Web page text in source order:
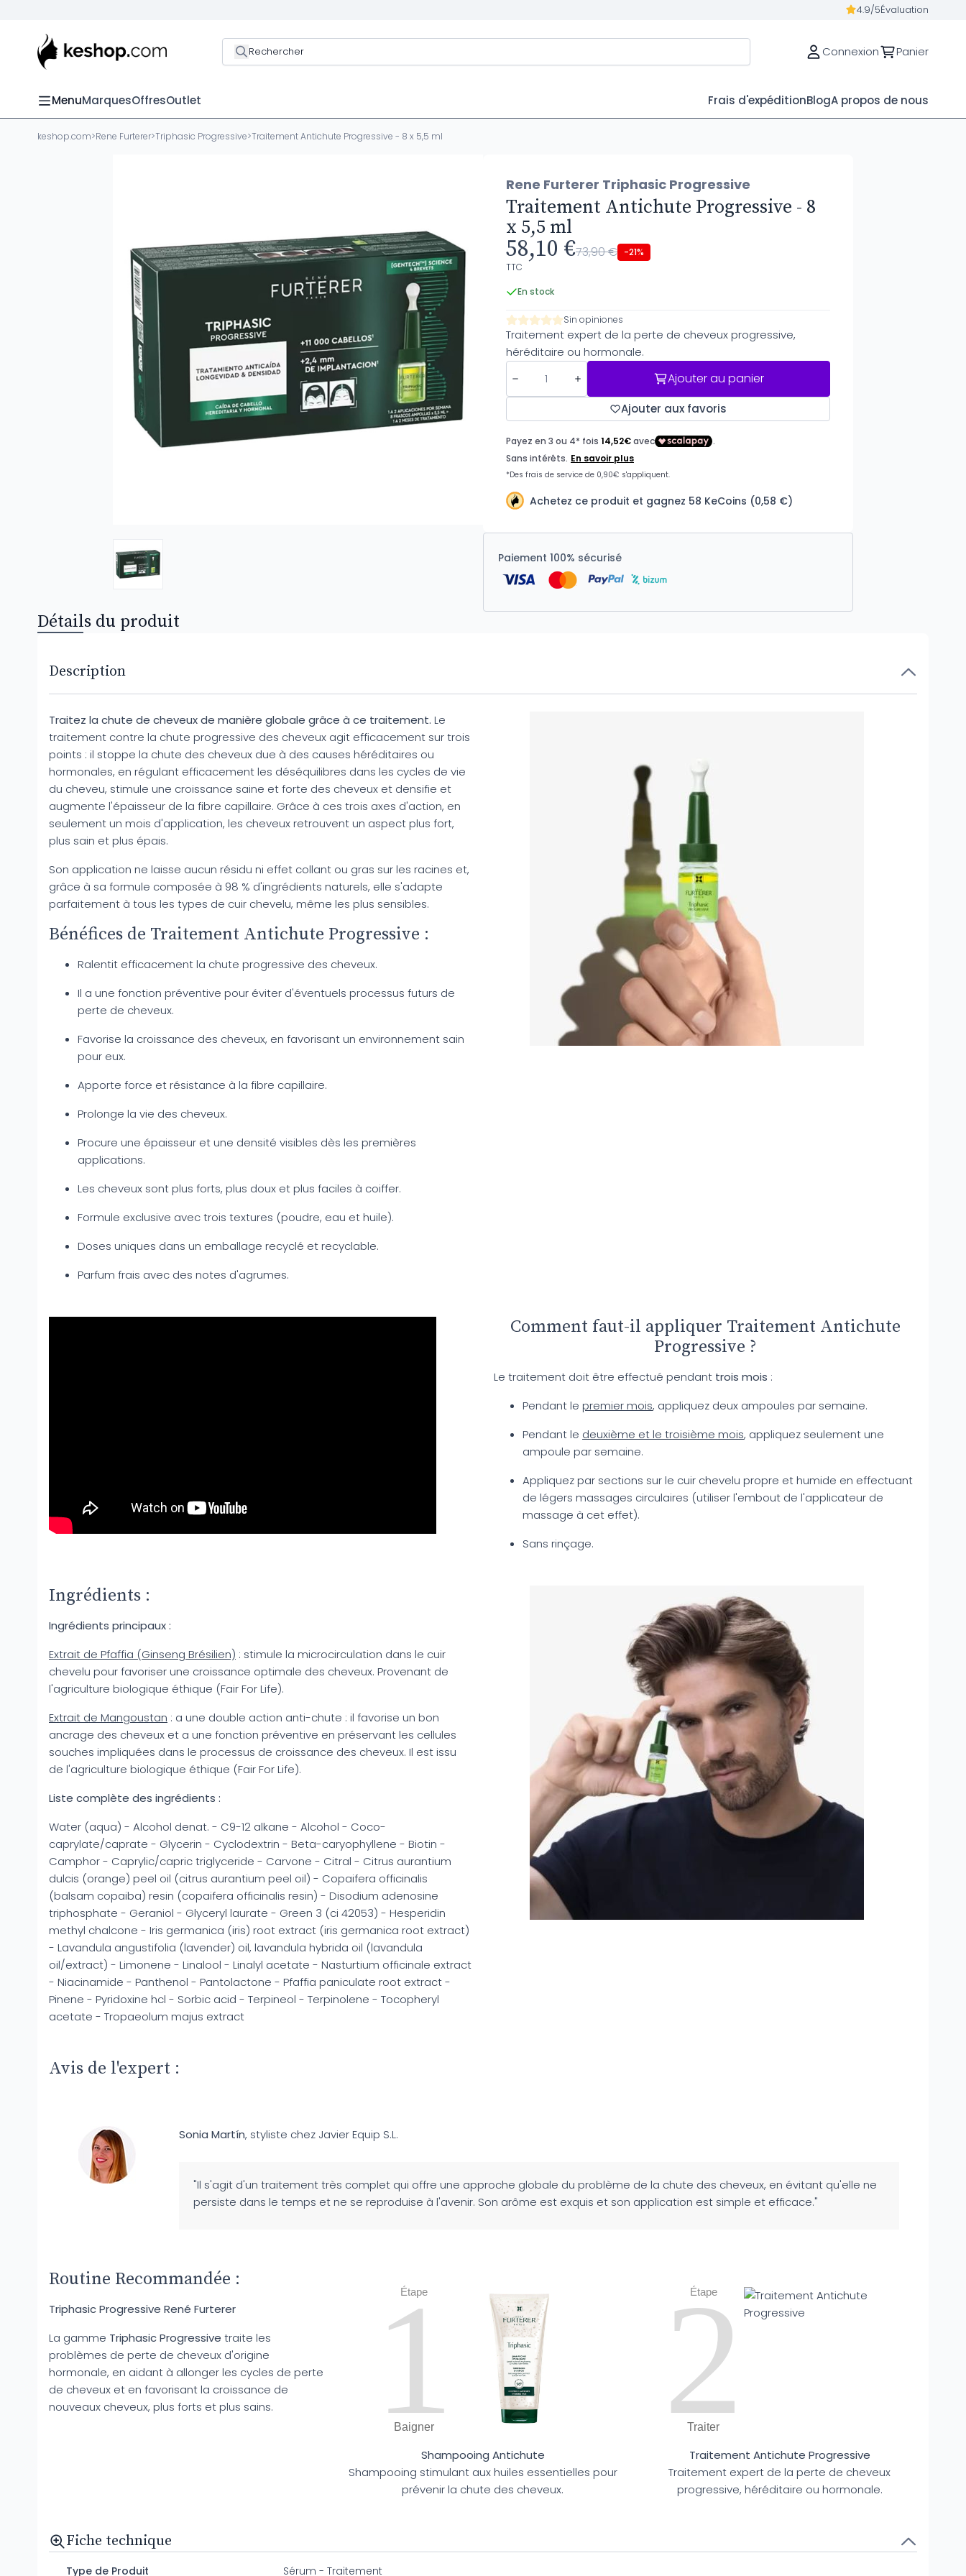
4.9/5Évaluation
Rechercher Connexion Panier
MenuMarquesOffresOutlet Frais d'expéditionBlogA propos de nous
keshop.com>Rene Furterer>Triphasic Progressive>Traitement Antichute Progressive - 8 x 5,5 ml
Rene Furterer Triphasic Progressive
Traitement Antichute Progressive - 8
x 5,5 ml
58,10 €73,90 € -21%
TTC
En stock
Sin opiniones
Traitement expert de la perte de cheveux progressive,
héréditaire ou hormonale.
Ajouter au panier
Ajouter aux favoris
Achetez ce produit et gagnez 58 KeCoins (0,58 €)
Paiement 100% sécurisé
Détails du produit
Description
Traitez la chute de cheveux de manière globale grâce à ce traitement. Le
traitement contre la chute progressive des cheveux agit efficacement sur trois
points : il stoppe la chute des cheveux due à des causes héréditaires ou
hormonales, en régulant efficacement les déséquilibres dans les cycles de vie
du cheveu, stimule une croissance saine et forte des cheveux et densifie et
augmente l'épaisseur de la fibre capillaire. Grâce à ces trois axes d'action, en
seulement un mois d'application, les cheveux retrouvent un aspect plus fort,
plus sain et plus épais.
Son application ne laisse aucun résidu ni effet collant ou gras sur les racines et,
grâce à sa formule composée à 98 % d'ingrédients naturels, elle s'adapte
parfaitement à tous les types de cuir chevelu, même les plus sensibles.
Bénéfices de Traitement Antichute Progressive :
Ralentit efficacement la chute progressive des cheveux.
Il a une fonction préventive pour éviter d'éventuels processus futurs de
perte de cheveux.
Favorise la croissance des cheveux, en favorisant un environnement sain
pour eux.
Apporte force et résistance à la fibre capillaire.
Prolonge la vie des cheveux.
Procure une épaisseur et une densité visibles dès les premières
applications.
Les cheveux sont plus forts, plus doux et plus faciles à coiffer.
Formule exclusive avec trois textures (poudre, eau et huile).
Doses uniques dans un emballage recyclé et recyclable.
Parfum frais avec des notes d'agrumes.
Comment faut-il appliquer Traitement Antichute
Progressive ?
Le traitement doit être effectué pendant trois mois :
Pendant le premier mois, appliquez deux ampoules par semaine.
Pendant le deuxième et le troisième mois, appliquez seulement une
ampoule par semaine.
Appliquez par sections sur le cuir chevelu propre et humide en effectuant
de légers massages circulaires (utiliser l'embout de l'applicateur de
massage à cet effet).
Sans rinçage.
Ingrédients :
Ingrédients principaux :
Extrait de Pfaffia (Ginseng Brésilien) : stimule la microcirculation dans le cuir
chevelu pour favoriser une croissance optimale des cheveux. Provenant de
l'agriculture biologique éthique (Fair For Life).
Extrait de Mangoustan : a une double action anti-chute : il favorise un bon
ancrage des cheveux et a une fonction préventive en préservant les cellules
souches impliquées dans le processus de croissance des cheveux. Il est issu
de l'agriculture biologique éthique (Fair For Life).
Liste complète des ingrédients :
Water (aqua) - Alcohol denat. - C9-12 alkane - Alcohol - Coco-
caprylate/caprate - Glycerin - Cyclodextrin - Beta-caryophyllene - Biotin -
Camphor - Caprylic/capric triglyceride - Carvone - Citral - Citrus aurantium
dulcis (orange) peel oil (citrus aurantium peel oil) - Copaifera officinalis
(balsam copaiba) resin (copaifera officinalis resin) - Disodium adenosine
triphosphate - Geraniol - Glyceryl laurate - Green 3 (ci 42053) - Hesperidin
methyl chalcone - Iris germanica (iris) root extract (iris germanica root extract)
- Lavandula angustifolia (lavender) oil, lavandula hybrida oil (lavandula
oil/extract) - Limonene - Linalool - Linalyl acetate - Nasturtium officinale extract
- Niacinamide - Panthenol - Pantolactone - Pfaffia paniculate root extract -
Pinene - Pyridoxine hcl - Sorbic acid - Terpineol - Terpinolene - Tocopheryl
acetate - Tropaeolum majus extract
Avis de l'expert :
Sonia Martín, styliste chez Javier Equip S.L.
"Il s'agit d'un traitement très complet qui offre une approche globale du problème de la chute des cheveux, en évitant qu'elle ne
persiste dans le temps et ne se reproduise à l'avenir. Son arôme est exquis et son application est simple et efficace."
Routine Recommandée :
Triphasic Progressive René Furterer
La gamme Triphasic Progressive traite les
problèmes de perte de cheveux d'origine
hormonale, en aidant à allonger les cycles de perte
de cheveux et en favorisant la croissance de
nouveaux cheveux, plus forts et plus sains.
Étape
1
Baigner
Shampooing Antichute
Shampooing stimulant aux huiles essentielles pour
prévenir la chute des cheveux.
Étape
2
Traiter
Traitement Antichute Progressive
Traitement expert de la perte de cheveux
progressive, héréditaire ou hormonale.
Fiche technique
Type de Produit Sérum - Traitement